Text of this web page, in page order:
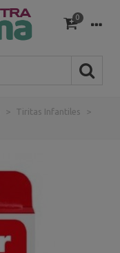
0
> Tiritas Infantiles
>